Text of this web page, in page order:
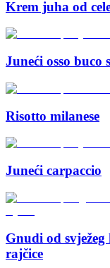
Krem juha od
Juneći osso buco
Risotto milanese
Juneći carpaccio
Gnudi od
rajčice